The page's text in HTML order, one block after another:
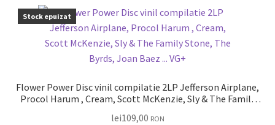
Stock epuizat
Flower Power Disc vinil compilatie 2LP Jefferson Airplane,
Procol Harum , Cream, Scott McKenzie, Sly & The Family
lei109,00 RON